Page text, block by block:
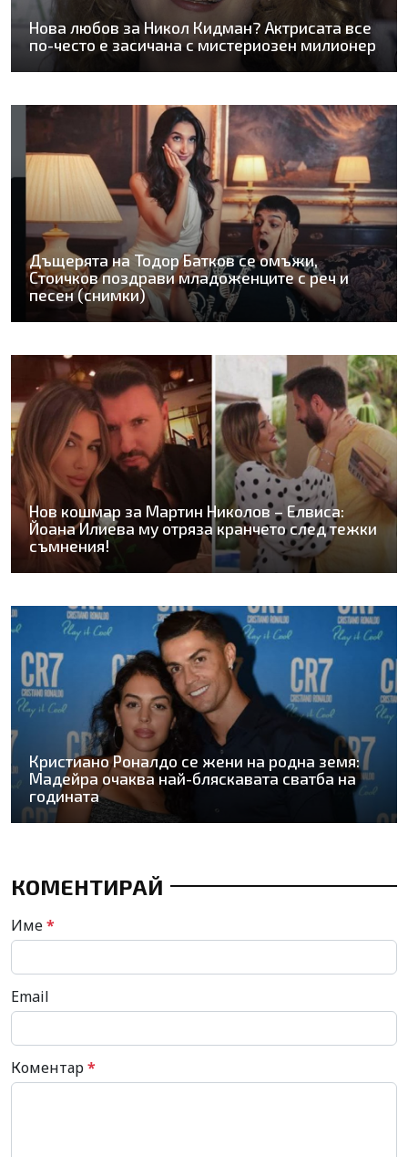
Нова любов за Никол Кидман? Актрисата все
по-често е засичана с мистериозен милионер
Дъщерята на Тодор Батков се омъжи,
Стоичков поздрави младоженците с реч и
песен (снимки)
Нов кошмар за Мартин Николов – Елвиса:
Йоана Илиева му отряза кранчето след тежки
съмнения!
Кристиано Роналдо се жени на родна земя:
Мадейра очаква най-бляскавата сватба на
годината
КОМЕНТИРАЙ
Име*
Email
Коментар*